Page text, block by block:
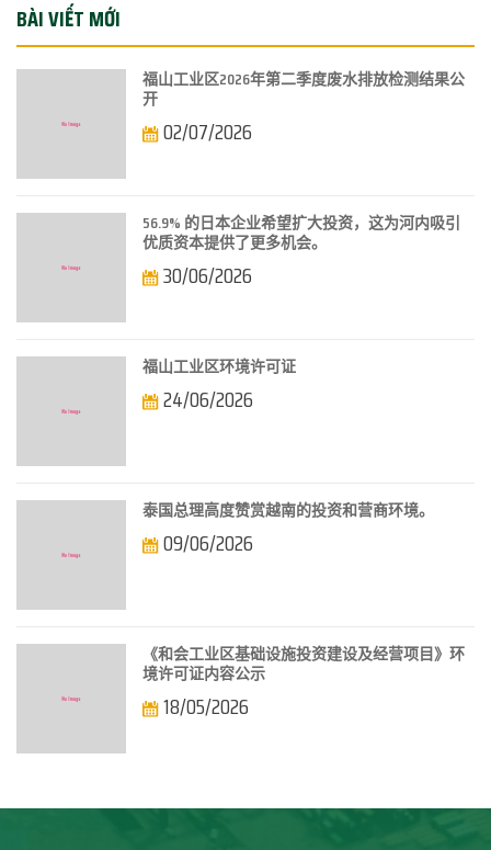
BÀI VIẾT MỚI
福山工业区2026年第二季度废水排放检测结果公
开
02/07/2026
56.9% 的日本企业希望扩大投资，这为河内吸引
优质资本提供了更多机会。
30/06/2026
福山工业区环境许可证
24/06/2026
泰国总理高度赞赏越南的投资和营商环境。
09/06/2026
《和会工业区基础设施投资建设及经营项目》环
境许可证内容公示
18/05/2026